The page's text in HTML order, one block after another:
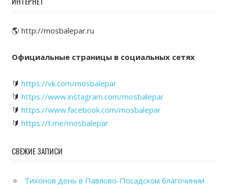
🌎 http://mosbalepar.ru
Официальные страницы в социальных сетях
🔰 https://vk.com/mosbalepar
🔰 https://www.instagram.com/mosbalepar
🔰 https://www.facebook.com/mosbalepar
🔰 https://t.me/mosbalepar
СВЕЖИЕ ЗАПИСИ
Тихонов день в Павлово-Посадском благочинии